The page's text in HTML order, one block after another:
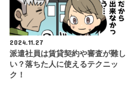
2024.11.27
派遣社員は賃貸契約や審査が難し
い？落ちた人に使えるテクニッ
ク！